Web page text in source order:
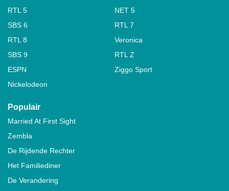
RTL 5
NET 5
SBS 6
RTL 7
RTL 8
Veronica
SBS 9
RTL Z
ESPN
Ziggo Sport
Nickelodeon
Populair
Married At First Sight
Zembla
De Rijdende Rechter
Het Familiediner
De Verandering